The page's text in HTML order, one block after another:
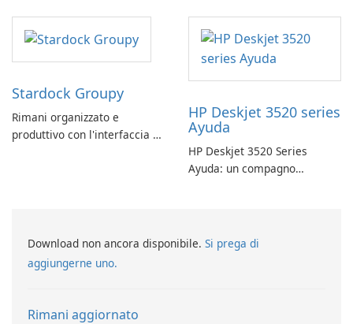
Stardock Groupy
Rimani organizzato e
produttivo con l'interfaccia a
HP Deskjet 3520 series
Ayuda
HP Deskjet 3520 Series
Ayuda: un compagno
Download non ancora disponibile. Si prega di
aggiungerne uno.
Rimani aggiornato